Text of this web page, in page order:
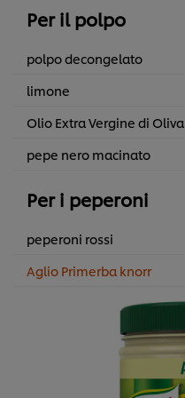
Per il polpo
polpo decongelato
limone
Olio Extra Vergine di Oliva
pepe nero macinato
Per i peperoni
peperoni rossi
Aglio Primerba knorr